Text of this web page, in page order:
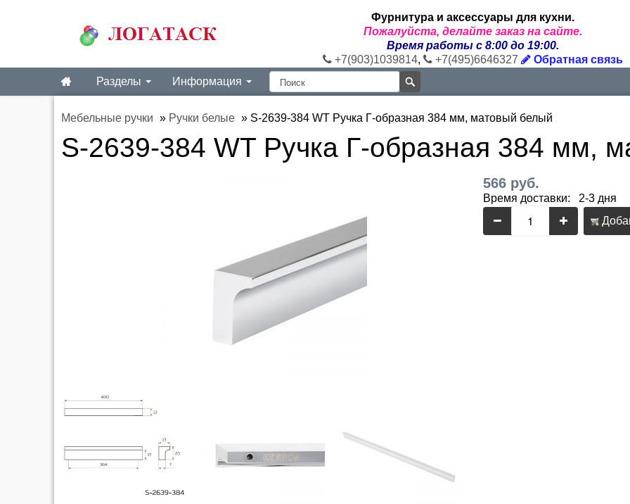
Фурнитура и аксессуары для кухни.
Пожалуйста, делайте заказ на сайте.
Время работы с 8:00 до 19:00.
+7(903)1039814, +7(495)6646327
Обратная связь
Разделы
Информация
Мебельные ручки » Ручки белые » S-2639-384 WT Ручка Г-образная 384 мм, матовый белый
S-2639-384 WT Ручка Г-образная 384 мм,
566 руб.
Время доставки: 2-3 дня